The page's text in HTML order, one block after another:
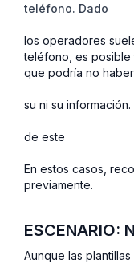
teléfono. Dado
los operadores
teléfono, es posible
que podría no haber
su ni su
de este
En estos casos,
previamente.
Aunque las